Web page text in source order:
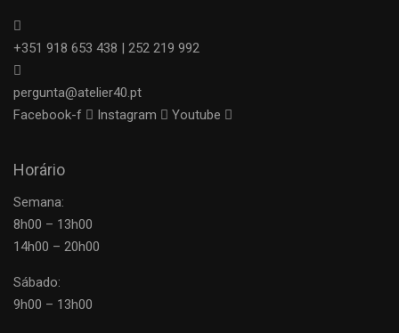
+351 918 653 438 | 252 219 992
pergunta@atelier40.pt
Facebook-f
Instagram Youtube
Horário
Semana:
8h00 – 13h00
14h00 – 20h00
Sábado:
9h00 – 13h00